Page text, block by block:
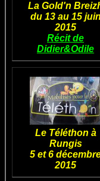
La Gold'n
du 13 au 15 juin
2015
Récit de
Didier&Odile
Le Téléthon à
Rungis
5 et 6
2015